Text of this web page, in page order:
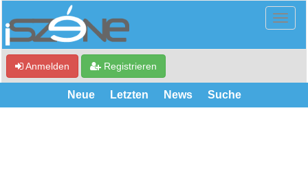
Anmelden Registrieren
Neue Letzten News Suche